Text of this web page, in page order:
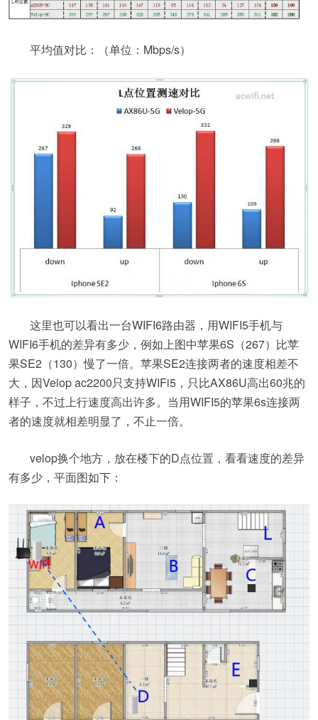
平均值对比：（单位：Mbps/s）
这里也可以看出一台WIFI6路由器，用WIFI5手机与
WIFI6手机的差异有多少，例如上图中苹果6S（267）比苹
果SE2（130）慢了一倍。苹果SE2连接两者的速度相差不
大，因Velop ac2200只支持WIFi5，只比AX86U高出60兆的
样子，不过上行速度高出许多。当用WIFI5的苹果6s连接两
者的速度就相差明显了，不止一倍。
velop换个地方，放在楼下的D点位置，看看速度的差异
有多少，平面图如下：